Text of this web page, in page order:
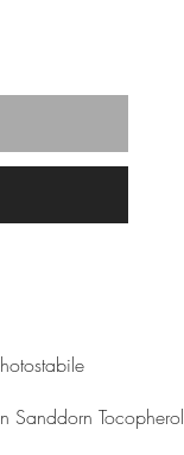
Sanddorn Tocopherol